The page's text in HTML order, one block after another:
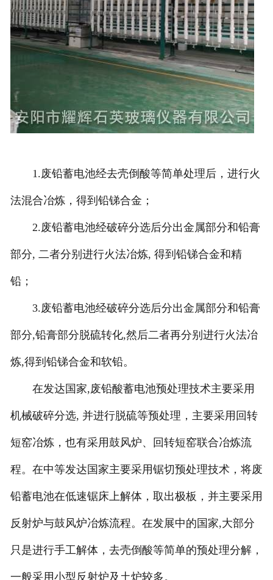
1.废铅蓄电池经去壳倒酸等简单处理后，进行火
法混合冶炼，得到铅锑合金；
2.废铅蓄电池经破碎分选后分出金属部分和铅膏
部分, 二者分别进行火法冶炼, 得到铅锑合金和精
铅；
3.废铅蓄电池经破碎分选后分出金属部分和铅膏
部分,铅膏部分脱硫转化,然后二者再分别进行火法冶
炼,得到铅锑合金和软铅。
在发达国家,废铅酸蓄电池预处理技术主要采用
机械破碎分选, 并进行脱硫等预处理，主要采用回转
短窑冶炼，也有采用鼓风炉、回转短窑联合冶炼流
程。在中等发达国家主要采用锯切预处理技术，将废
铅蓄电池在低速锯床上解体，取出极板，并主要采用
反射炉与鼓风炉冶炼流程。在发展中的国家,大部分
只是进行手工解体，去壳倒酸等简单的预处理分解，
一般采用小型反射炉及土炉较多。